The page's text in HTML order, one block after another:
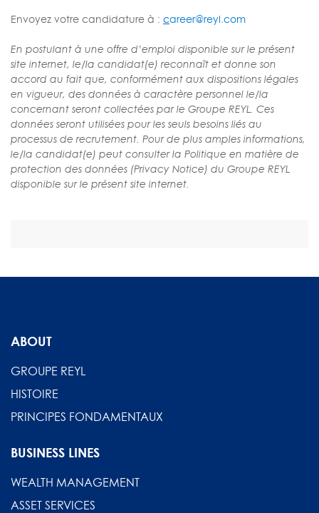
Envoyez votre candidature à : career@reyl.com
En postulant à une offre d’emploi disponible sur le présent
site internet, le/la candidat(e) reconnaît et donne son
accord au fait que, conformément aux dispositions légales
en vigueur, des données à caractère personnel le/la
concernant seront collectées par le Groupe REYL. Ces
données seront utilisées pour les seuls besoins liés au
processus de recrutement. Pour de plus amples informations,
le/la candidat(e) peut consulter la Politique en matière de
protection des données (Privacy Notice) du Groupe REYL
disponible sur le présent site internet.
ABOUT
GROUPE REYL
HISTOIRE
PRINCIPES FONDAMENTAUX
BUSINESS LINES
WEALTH MANAGEMENT
ASSET SERVICES